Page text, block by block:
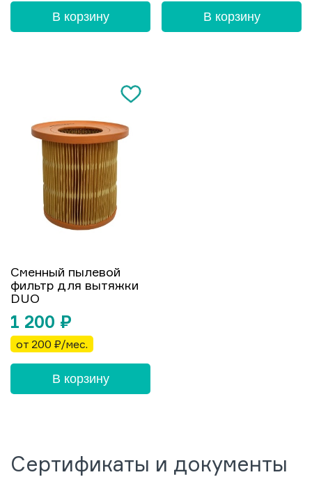
В корзину В корзину
Сменный пылевой
фильтр для вытяжки
DUO
1 200 ₽
от 200 ₽/мес.
В корзину
Сертификаты и документы